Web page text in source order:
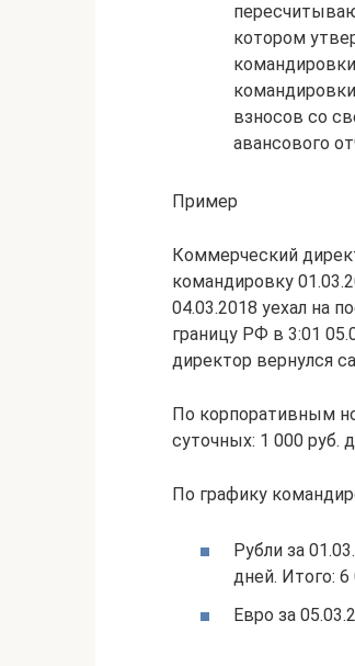
котором
взносов со
авансового
Пример
Коммерческий
командировку
04.03.2018 уехал на
границу РФ в 3:01
директор вернулся
По корпоративным
суточных: 1 000 руб.
По графику
Рубли за
дней. Итого:
Евро за